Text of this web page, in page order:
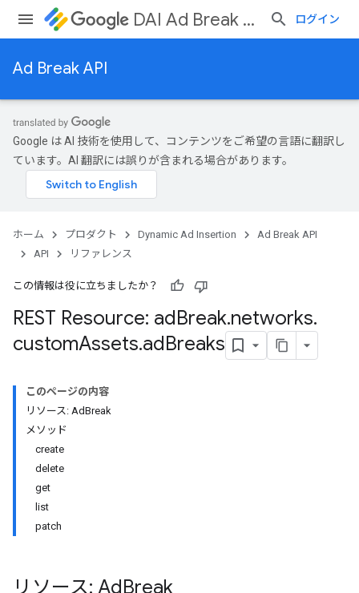
DAI Ad Break API ログイン
Ad Break API
Google は AI 技術を使用して、コンテンツをご希望の言語に翻訳し
ています。AI 翻訳には誤りが含まれる場合があります。
ホーム プロダクト Dynamic Ad Insertion
Ad Break API
API
リファレンス
この情報は役に立ちましたか？
REST Resource: adBreak.networks.
customAssets.adBreaks
このページの内容
リソース: AdBreak
メソッド
create
delete
get
list
patch
リソース: AdBreak